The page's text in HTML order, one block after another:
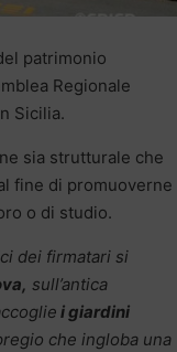
patrimonio
Regionale
Sicilia.
sia strutturale che
fine di promuoverne
o di studio.
dei firmatari si
sull’antica
i giardini
che ingloba una